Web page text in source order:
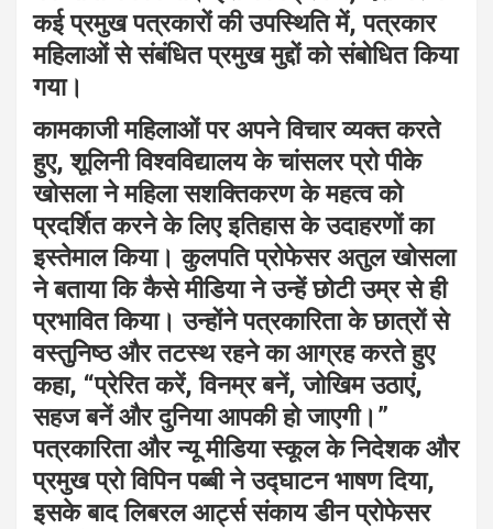
कई प्रमुख पत्रकारों की उपस्थिति में, पत्रकार
महिलाओं से संबंधित प्रमुख मुद्दों को संबोधित किया
गया।
कामकाजी महिलाओं पर अपने विचार व्यक्त करते
हुए, शूलिनी विश्वविद्यालय के चांसलर प्रो पीके
खोसला ने महिला सशक्तिकरण के महत्व को
प्रदर्शित करने के लिए इतिहास के उदाहरणों का
इस्तेमाल किया। कुलपति प्रोफेसर अतुल खोसला
ने बताया कि कैसे मीडिया ने उन्हें छोटी उम्र से ही
प्रभावित किया। उन्होंने पत्रकारिता के छात्रों से
वस्तुनिष्ठ और तटस्थ रहने का आग्रह करते हुए
कहा, “प्रेरित करें, विनम्र बनें, जोखिम उठाएं,
सहज बनें और दुनिया आपकी हो जाएगी।”
पत्रकारिता और न्यू मीडिया स्कूल के निदेशक और
प्रमुख प्रो विपिन पब्बी ने उद्घाटन भाषण दिया,
इसके बाद लिबरल आर्ट्स संकाय डीन प्रोफेसर